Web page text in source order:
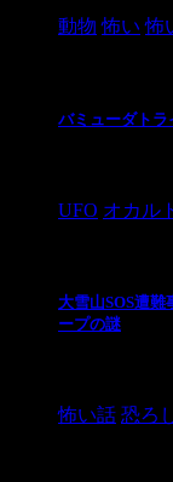
動物 怖い 怖
バミューダトラ
UFO オカル
大雪山SOS遭
ープの謎
怖い話 恐ろ